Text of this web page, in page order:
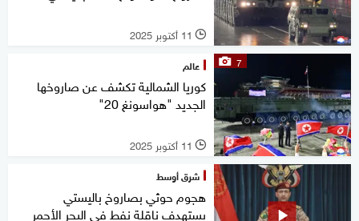
l 11 أكتوبر 2025
7 عالم
كوريا الشمالية تكشف عن صاروخها
الجديد "هواسونغ 20"
l 11 أكتوبر 2025
شرق أوسط
هجوم حوثي بصاروخ باليستي
يستهدف ناقلة نفط في البحر الأحمر